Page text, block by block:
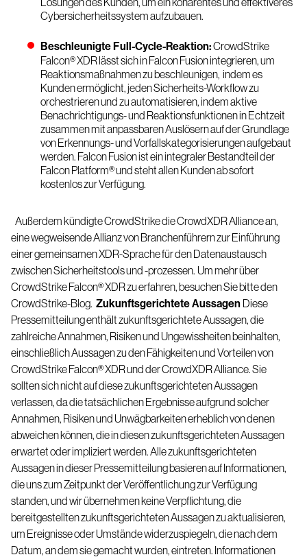
Cybersicherheitssystem aufzubauen.
Beschleunigte Full-Cycle-Reaktion:CrowdStrike
Falcon® XDR lässt sich inFalcon Fusionintegrieren, um
Reaktionsmaßnahmen zu beschleunigen, indem es
Kunden ermöglicht, jeden Sicherheits-Workflow zu
orchestrieren und zu automatisieren, indem aktive
Benachrichtigungs- und Reaktionsfunktionen in Echtzeit
zusammen mit anpassbaren Auslösern auf der Grundlage
von Erkennungs- und Vorfallskategorisierungen aufgebaut
werden. Falcon Fusion ist ein integraler Bestandteil der
Falcon Platform® und steht allen Kunden ab sofort
kostenlos zur Verfügung.
Außerdem kündigte CrowdStrike dieCrowdXDR Alliancean,
eine wegweisende Allianz von Branchenführern zur Einführung
einer gemeinsamen XDR-Sprache für den Datenaustausch
zwischen Sicherheitstools und -prozessen. Um mehr über
CrowdStrike Falcon® XDR zu erfahren, besuchen Sie bitte den
CrowdStrike-Blog. Zukunftsgerichtete Aussagen Diese
Pressemitteilung enthält zukunftsgerichtete Aussagen, die
zahlreiche Annahmen, Risiken und Ungewissheiten beinhalten,
einschließlich Aussagen zu den Fähigkeiten und Vorteilen von
CrowdStrike Falcon® XDR und der CrowdXDR Alliance. Sie
sollten sich nicht auf diese zukunftsgerichteten Aussagen
verlassen, da die tatsächlichen Ergebnisse aufgrund solcher
Annahmen, Risiken und Unwägbarkeiten erheblich von denen
abweichen können, die in diesen zukunftsgerichteten Aussagen
erwartet oder impliziert werden. Alle zukunftsgerichteten
Aussagen in dieser Pressemitteilung basieren auf Informationen,
die uns zum Zeitpunkt der Veröffentlichung zur Verfügung
standen, und wir übernehmen keine Verpflichtung, die
bereitgestellten zukunftsgerichteten Aussagen zu aktualisieren,
um Ereignisse oder Umstände widerzuspiegeln, die nach dem
Datum, an dem sie gemacht wurden, eintreten. Informationen